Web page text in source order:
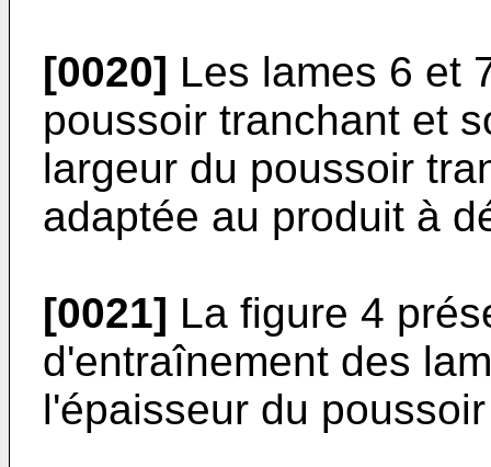
[0020] Les lames 6 et
poussoir tranchant et
largeur du poussoir
adaptée au produit à
[0021] La figure 4
d'entraînement des
l'épaisseur du